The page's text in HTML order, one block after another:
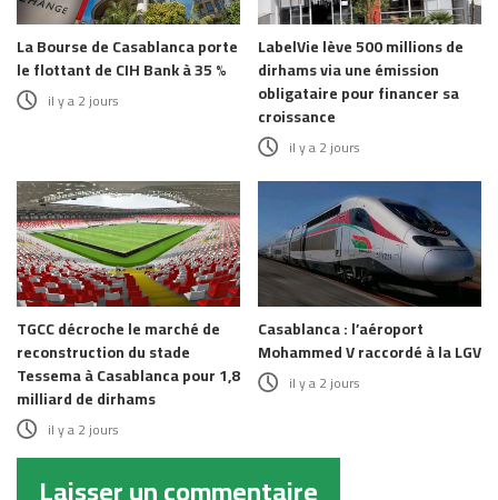
La Bourse de Casablanca porte
le flottant de CIH Bank à 35 %
il y a 2 jours
LabelVie lève 500 millions de
dirhams via une émission
obligataire pour financer sa
croissance
il y a 2 jours
TGCC décroche le marché de
reconstruction du stade
Tessema à Casablanca pour 1,8
milliard de dirhams
il y a 2 jours
Casablanca : l’aéroport
Mohammed V raccordé à la LGV
il y a 2 jours